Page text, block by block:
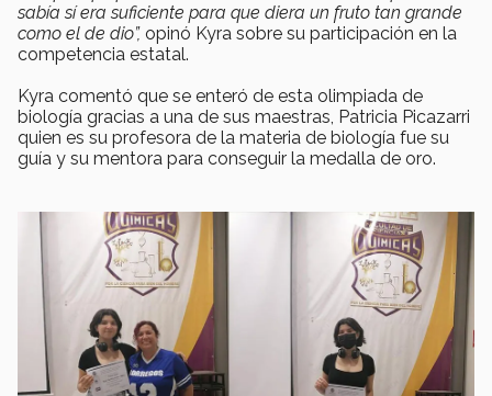
sabía sí era suficiente para que diera un fruto tan grande
como el de dio”, opinó Kyra sobre su participación en la
competencia estatal.
Kyra comentó que se enteró de esta olimpiada de
biología gracias a una de sus maestras, Patricia Picazarri
quien es su profesora de la materia de biología fue su
guía y su mentora para conseguir la medalla de oro.